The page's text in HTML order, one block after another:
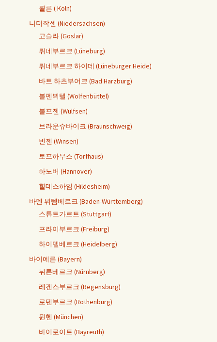
쾰른 ( Köln)
니더작센 (Niedersachsen)
고슬라 (Goslar)
뤼네부르크 (Lüneburg)
뤼네부르크 하이데 (Lüneburger Heide)
바트 하츠부어크 (Bad Harzburg)
볼펜뷔텔 (Wolfenbüttel)
불프젠 (Wulfsen)
브라운슈바이크 (Braunschweig)
빈젠 (Winsen)
토프하우스 (Torfhaus)
하노버 (Hannover)
힐데스하임 (Hildesheim)
바덴 뷔템베르크 (Baden-Württemberg)
스튜트가르트 (Stuttgart)
프라이부르크 (Freiburg)
하이델베르크 (Heidelberg)
바이에른 (Bayern)
뉘른베르크 (Nürnberg)
레겐스부르크 (Regensburg)
로텐부르크 (Rothenburg)
뮌헨 (München)
바이로이트 (Bayreuth)